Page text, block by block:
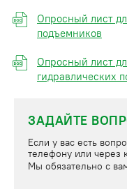
Опросный лист
подъемников
Опросный лист
гидравлических
ЗАДАЙТЕ
Если у вас есть
Мы обязательно с